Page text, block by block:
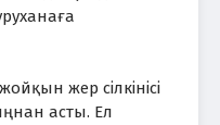
жер сілкінісі
асты. Ел